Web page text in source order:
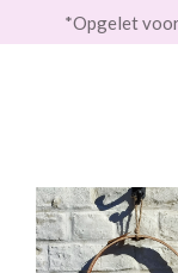
direct
*Opgelet